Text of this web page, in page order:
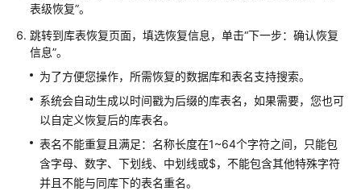
户
指
南
（阿
布
比
区
域）
表级恢复”。
跳转到库表恢复页面，填选恢复信息，单击“下一步：确认恢复
信息”。
为了方便您操作，所需恢复的数据库和表名支持搜索。
系统会自动生成以时间戳为后缀的库表名，如果需要，您也可
以自定义恢复后的库表名。
表名不能重复且满足：名称长度在1~64个字符之间，只能包
含字母、数字、下划线、中划线或$，不能包含其他特殊字符
并且不能与同库下的表名重名。